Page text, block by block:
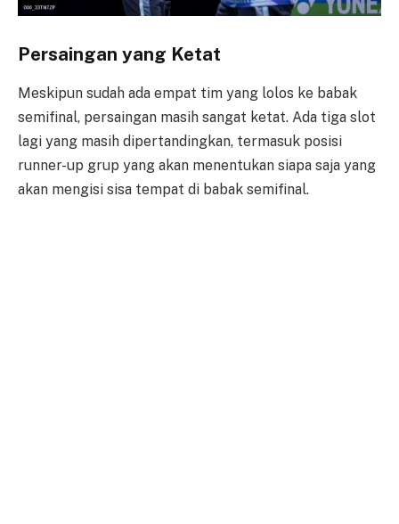
Persaingan yang Ketat
Meskipun sudah ada empat tim yang lolos ke babak
semifinal, persaingan masih sangat ketat. Ada tiga slot
lagi yang masih dipertandingkan, termasuk posisi
runner-up grup yang akan menentukan siapa saja yang
akan mengisi sisa tempat di babak semifinal.